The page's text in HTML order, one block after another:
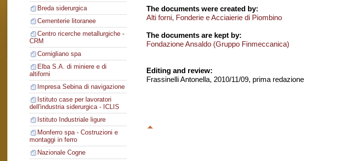
Breda siderurgica
Cementerie litoranee
Centro ricerche metallurgiche -
CRM
Cornigliano spa
Elba S.A. di miniere e di
altiforni
Impresa Sebina di navigazione
Istituto case per lavoratori
dell'industria siderurgica - ICLIS
Istituto Industriale ligure
Monferro spa - Costruzioni e
montaggi in ferro
Nazionale Cogne
The documents were created by:
Alti forni, Fonderie e Acciaierie di Piombino
The documents are kept by:
Fondazione Ansaldo (Gruppo Finmeccanica)
Editing and review:
Frassinelli Antonella, 2010/11/09, prima redazione